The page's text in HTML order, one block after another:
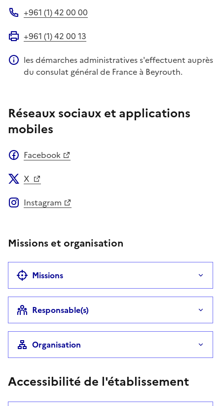
+961 (1) 42 00 00
+961 (1) 42 00 13
Information complémentaire
les démarches administratives s'effectuent auprès
du consulat général de France à Beyrouth.
Réseaux sociaux et applications
mobiles
Facebook
X
Instagram
Missions et organisation
Missions
Responsable(s)
Organisation
Accessibilité de l'établissement